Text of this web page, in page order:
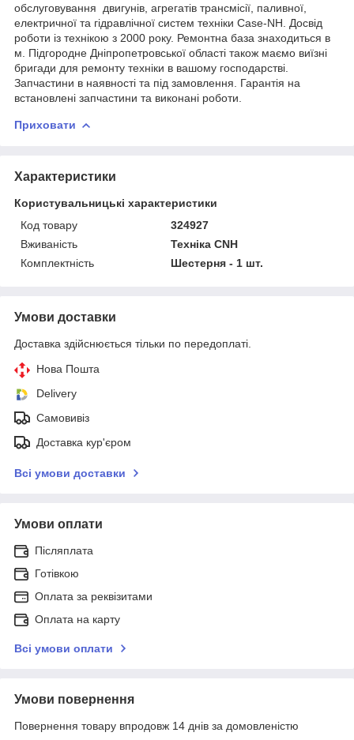
обслуговування двигунів, агрегатів трансмісії, паливної,
електричної та гідравлічної систем техніки Case-NH. Досвід
роботи із технікою з 2000 року. Ремонтна база знаходиться в
м. Підгородне Дніпропетровської області також маємо виїзні
бригади для ремонту техніки в вашому господарстві.
Запчастини в наявності та під замовлення. Гарантія на
встановлені запчастини та виконані роботи.
Приховати
Характеристики
Користувальницькі характеристики
Код товару
324927
Вживаність
Техніка CNH
Комплектність
Шестерня - 1 шт.
Умови доставки
Доставка здійснюється тільки по передоплаті.
Нова Пошта
Delivery
Самовивіз
Доставка кур'єром
Всі умови доставки
Умови оплати
Післяплата
Готівкою
Оплата за реквізитами
Оплата на карту
Всі умови оплати
Умови повернення
Повернення товару впродовж 14 днів за домовленістю